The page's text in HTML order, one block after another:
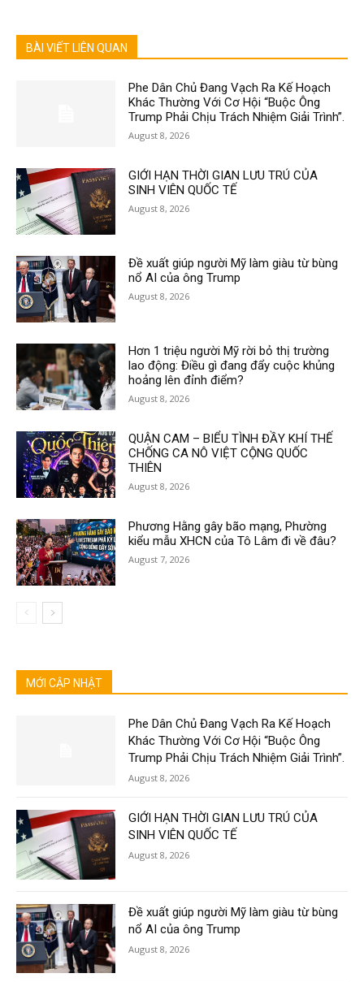
BÀI VIẾT LIÊN QUAN
Phe Dân Chủ Đang Vạch Ra Kế Hoạch
Khác Thường Với Cơ Hội “Buộc Ông
Trump Phải Chịu Trách Nhiệm Giải Trình”.
August 8, 2026
GIỚI HẠN THỜI GIAN LƯU TRÚ CỦA
SINH VIÊN QUỐC TẾ
August 8, 2026
Đề xuất giúp người Mỹ làm giàu từ bùng
nổ AI của ông Trump
August 8, 2026
Hơn 1 triệu người Mỹ rời bỏ thị trường
lao động: Điều gì đang đẩy cuộc khủng
hoảng lên đỉnh điểm?
August 8, 2026
QUẬN CAM – BIỂU TÌNH ĐẦY KHÍ THẾ
CHỐNG CA NÔ VIỆT CỘNG QUỐC
THIÊN
August 8, 2026
Phương Hằng gây bão mạng, Phường
kiểu mẫu XHCN của Tô Lâm đi về đâu?
August 7, 2026
MỚI CẬP NHẬT
Phe Dân Chủ Đang Vạch Ra Kế Hoạch
Khác Thường Với Cơ Hội “Buộc Ông
Trump Phải Chịu Trách Nhiệm Giải Trình”.
August 8, 2026
GIỚI HẠN THỜI GIAN LƯU TRÚ CỦA
SINH VIÊN QUỐC TẾ
August 8, 2026
Đề xuất giúp người Mỹ làm giàu từ bùng
nổ AI của ông Trump
August 8, 2026